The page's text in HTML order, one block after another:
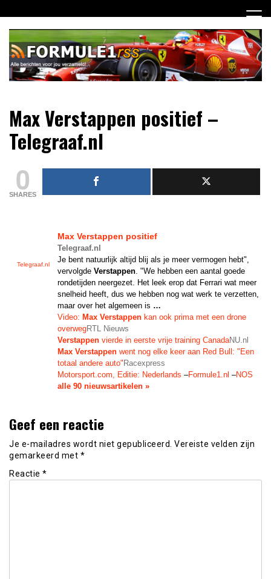
naar
inhoud
Formule 1 RSS
verzameld!
Max Verstappen positief –
Telegraaf.nl
0
SHARES
Telegraaf.nl
Max Verstappen positief
Telegraaf.nl
Je bent natuurlijk altijd blij als je meer vermogen hebt",
vervolgde Verstappen. "We hebben een aantal goede
rondetijden neergezet. Het leek erop dat Ferrari wat meer
snelheid heeft, dus we hebben nog wat werk te verzetten,
maar over het algemeen is …
Video: Max Verstappen kan ook prima met een drone
overwegRTL Nieuws
Verstappen vierde in eerste vrije training CanadaNU.nl
Max Verstappen went nog elke keer aan Red Bull: "Een
totaal andere auto" Racexpress
Motorsport.com, Editie: Nederlands –Formule1.nl –NOS
alle 90 nieuwsartikelen »
Geef een reactie
Je e-mailadres wordt niet gepubliceerd. Vereiste velden zijn
gemarkeerd met *
Reactie *